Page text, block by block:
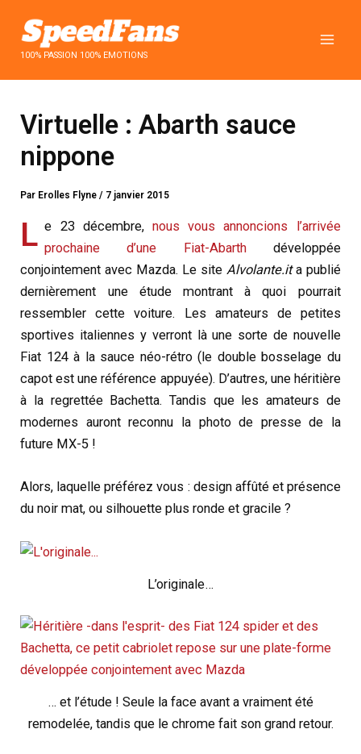
contenu100% PASSION 100% EMOTIONS
Virtuelle : Abarth sauce
nippone
Par Erolles Flyne/ 7 janvier 2015
L e 23 décembre, nous vous annoncions l’arrivée
prochaine d’une Fiat-Abarthdéveloppée
conjointement avec Mazda. Le site Alvolante.ita publié
dernièrement une étude montrant à quoi pourrait
ressembler cette voiture. Les amateurs de petites
sportives italiennes y verront là une sorte de nouvelle
Fiat 124 à la sauce néo-rétro (le double bosselage du
capot est une référence appuyée). D’autres, une héritière
à la regrettée Bachetta. Tandis que les amateurs de
modernes auront reconnu la photo de presse de la
future MX-5 !
Alors, laquelle préférez vous : design affûté et présence
du noir mat, ou silhouette plus ronde et gracile ?
L’originale…
… et l’étude ! Seule la face avant a vraiment été
remodelée, tandis que le chrome fait son grand retour.